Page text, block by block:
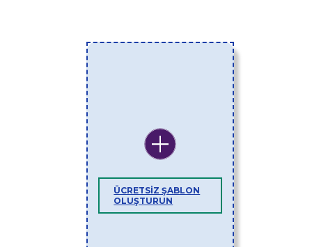
ÜCRETSIZ ŞABLON
OLUŞTURUN